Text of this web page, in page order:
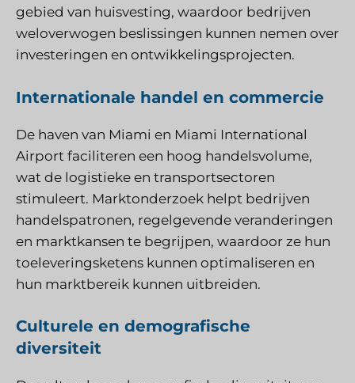
gebied van huisvesting, waardoor bedrijven
weloverwogen beslissingen kunnen nemen over
investeringen en ontwikkelingsprojecten.
Internationale handel en commercie
De haven van Miami en Miami International
Airport faciliteren een hoog handelsvolume,
wat de logistieke en transportsectoren
stimuleert. Marktonderzoek helpt bedrijven
handelspatronen, regelgevende veranderingen
en marktkansen te begrijpen, waardoor ze hun
toeleveringsketens kunnen optimaliseren en
hun marktbereik kunnen uitbreiden.
Culturele en demografische
diversiteit